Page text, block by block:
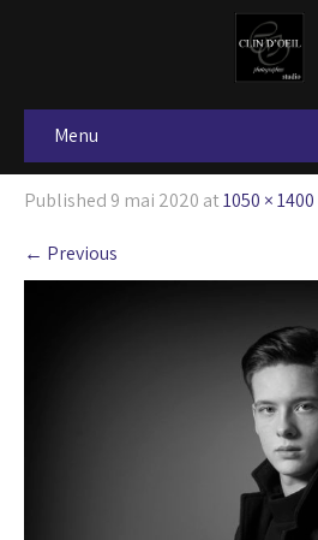
Menu
Published 9 mai 2020 at1050 × 1400
← Previous